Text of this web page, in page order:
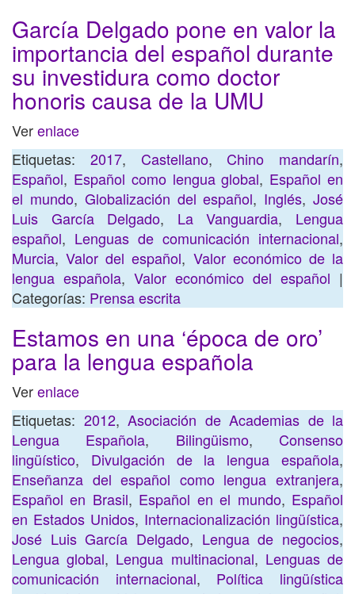
García Delgado pone en valor la
importancia del español durante
su investidura como doctor
honoris causa de la UMU
Verenlace
Etiquetas: 2017, Castellano,Chino mandarín,
Español, Español como lengua global, Español en
el mundo, Globalización del español, Inglés,José
Luis García Delgado, La Vanguardia, Lengua
español, Lenguas de comunicación internacional,
Murcia,Valor del español, Valor económico de la
lengua española, Valor económico del español |
Categorías: Prensa escrita
Estamos en una ‘época de oro’
para la lengua española
Verenlace
Etiquetas: 2012, Asociación de Academias de la
Lengua Española, Bilingüismo,Consenso
lingüístico, Divulgación de la lengua española,
Enseñanza del español como lengua extranjera,
Español en Brasil, Español en el mundo, Español
en Estados Unidos, Internacionalización lingüística,
José Luis García Delgado, Lengua de negocios,
Lengua global, Lengua multinacional, Lenguas de
comunicación internacional, Política lingüística